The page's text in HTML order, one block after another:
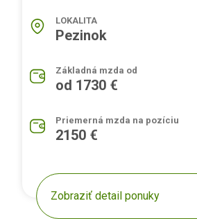
LOKALITA
Pezinok
Základná mzda od
od 1730 €
Priemerná mzda na pozíciu
2150 €
Zobraziť detail ponuky